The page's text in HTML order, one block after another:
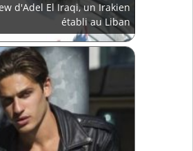
d'Adel El Iraqi, un Irakien
établi au Liban